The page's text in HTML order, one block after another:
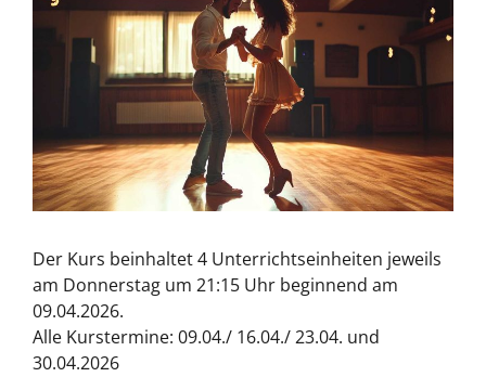
Der Kurs beinhaltet 4 Unterrichtseinheiten jeweils
am Donnerstag um 21:15 Uhr beginnend am
09.04.2026.
Alle Kurstermine: 09.04./ 16.04./ 23.04. und
30.04.2026